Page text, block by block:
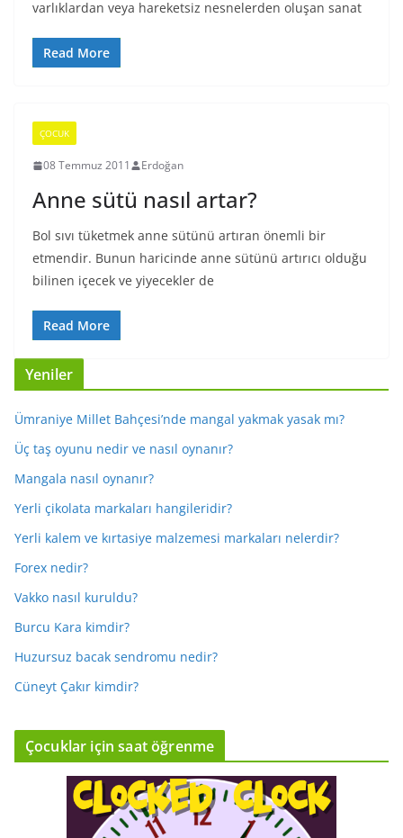
varlıklardan veya hareketsiz nesnelerden oluşan sanat
Read More
ÇOCUK
08 Temmuz 2011 Erdoğan
Anne sütü nasıl artar?
Bol sıvı tüketmek anne sütünü artıran önemli bir
etmendir. Bunun haricinde anne sütünü artırıcı olduğu
bilinen içecek ve yiyecekler de
Read More
Yeniler
Ümraniye Millet Bahçesi’nde mangal yakmak yasak mı?
Üç taş oyunu nedir ve nasıl oynanır?
Mangala nasıl oynanır?
Yerli çikolata markaları hangileridir?
Yerli kalem ve kırtasiye malzemesi markaları nelerdir?
Forex nedir?
Vakko nasıl kuruldu?
Burcu Kara kimdir?
Huzursuz bacak sendromu nedir?
Cüneyt Çakır kimdir?
Çocuklar için saat öğrenme